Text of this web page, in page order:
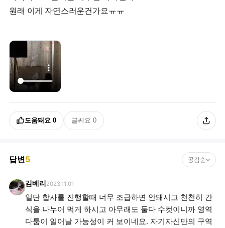
원래 이게 자연스러운건가요ㅠㅠ
도움돼요 0 글쎄요 0
답변5 공감순
김베리 2023.11.01
일단 합사를 진행할때 너무 조급하면 안돼시고 천천히 간
식을 나누어 먹게 하시고 아무래도 둘다 수컷이니까 영역
다툼이 일어날 가능성이 커 보이네요. 자기자신만의 구역